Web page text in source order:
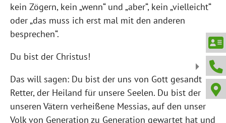
kein Zögern, kein „wenn“ und „aber“, kein „vielleicht“
oder „das muss ich erst mal mit den anderen
besprechen“.
Du bist der Christus!
Das will sagen: Du bist der uns von Gott gesandt
Retter, der Heiland für unsere Seelen. Du bist der
unseren Vätern verheißene Messias, auf den unser
Volk von Generation zu Generation gewartet hat und